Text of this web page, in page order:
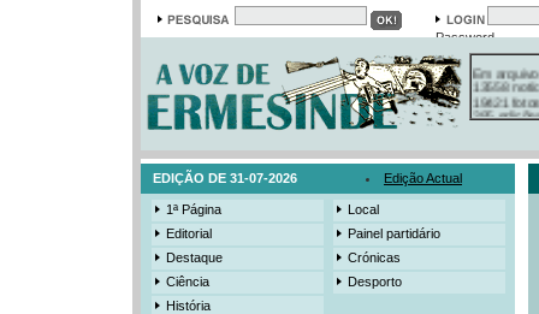
Password
Em arquivo
13558
19421
385
3206
EDIÇÃO DE 31-07-2026 Edição Actual
1ª Página
Editorial
Destaque
Ciência
História
Local
Painel partidário
Crónicas
Desporto